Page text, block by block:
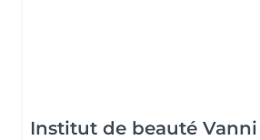
Institut de beauté Vanni